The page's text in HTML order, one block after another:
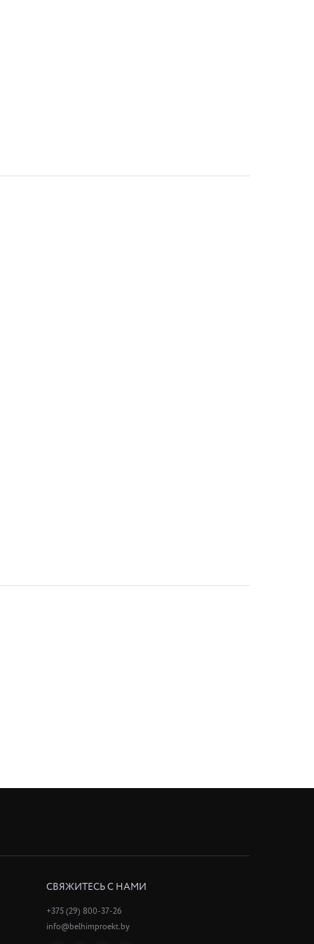
СВЯЖИТЕСЬ С НАМИ
+375 (29) 800-37-26
info@belhimproekt.by